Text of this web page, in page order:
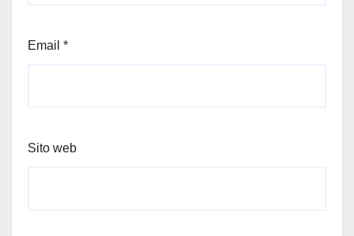
Email *
Sito web